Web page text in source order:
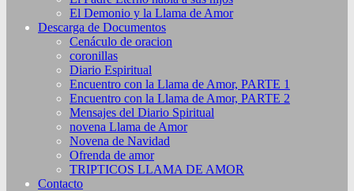
El Demonio y la Llama de Amor
Descarga de Documentos
Cenáculo de oracion
coronillas
Diario Espiritual
Encuentro con la Llama de Amor, PARTE 1
Encuentro con la Llama de Amor, PARTE 2
Mensajes del Diario Spiritual
novena Llama de Amor
Novena de Navidad
Ofrenda de amor
TRIPTICOS LLAMA DE AMOR
Contacto